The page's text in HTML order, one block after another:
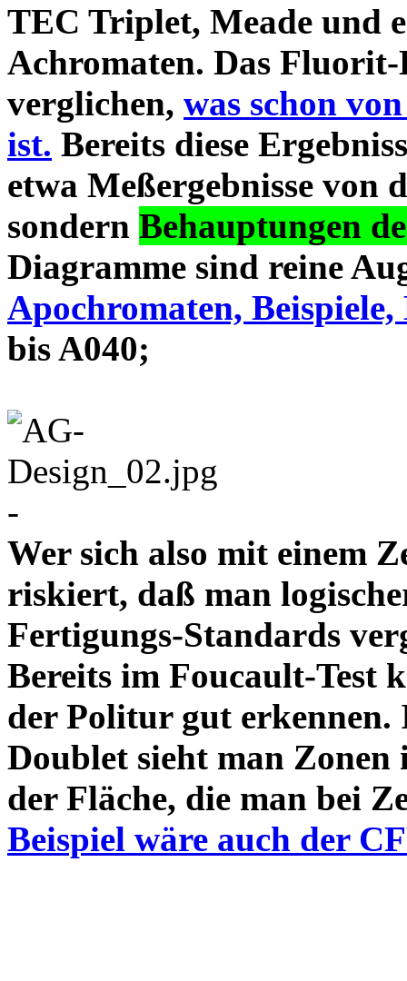
TEC Triplet, Meade und
Achromaten. Das
verglichen, was schon
ist. Bereits diese
etwa Meßergebnisse von
sondern Behauptungen
Diagramme sind reine
Apochromaten, Beispiele,
bis A040;
-
Wer sich also mit einem
riskiert, daß man
Fertigungs-Standards
Bereits im Foucault-Test
der Politur gut
Doublet sieht man Zonen
der Fläche, die man bei
Beispiel wäre auch der